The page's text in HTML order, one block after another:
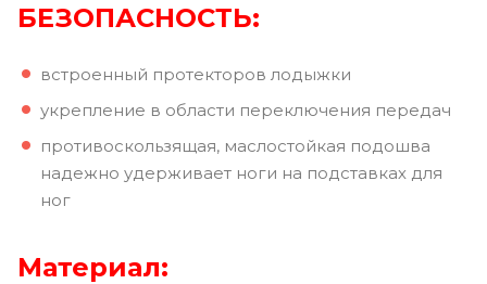
БЕЗОПАСНОСТЬ:
встроенный протекторов лодыжки
укрепление в области переключения передач
противоскользящая, маслостойкая подошва
надежно удерживает ноги на подставках для
ног
Материал: